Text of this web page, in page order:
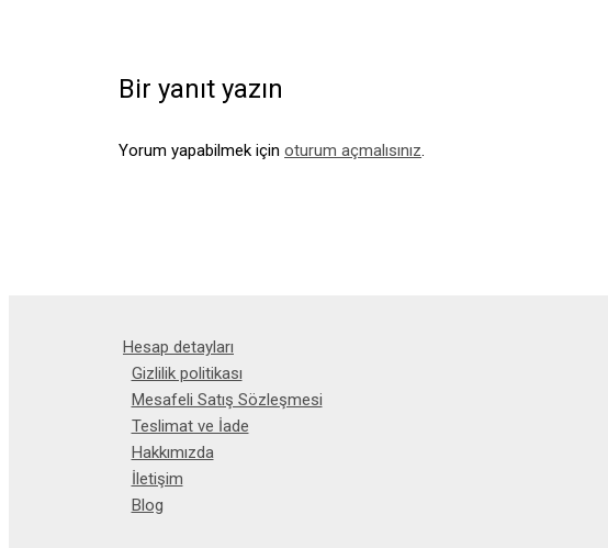
Bir yanıt yazın
Yorum yapabilmek içinoturum açmalısınız.
Hesap detayları
Gizlilik politikası
Mesafeli Satış Sözleşmesi
Teslimat ve İade
Hakkımızda
İletişim
Blog